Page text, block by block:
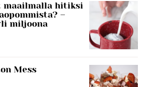
maailmalla hitiksi
–
miljoona
Mess